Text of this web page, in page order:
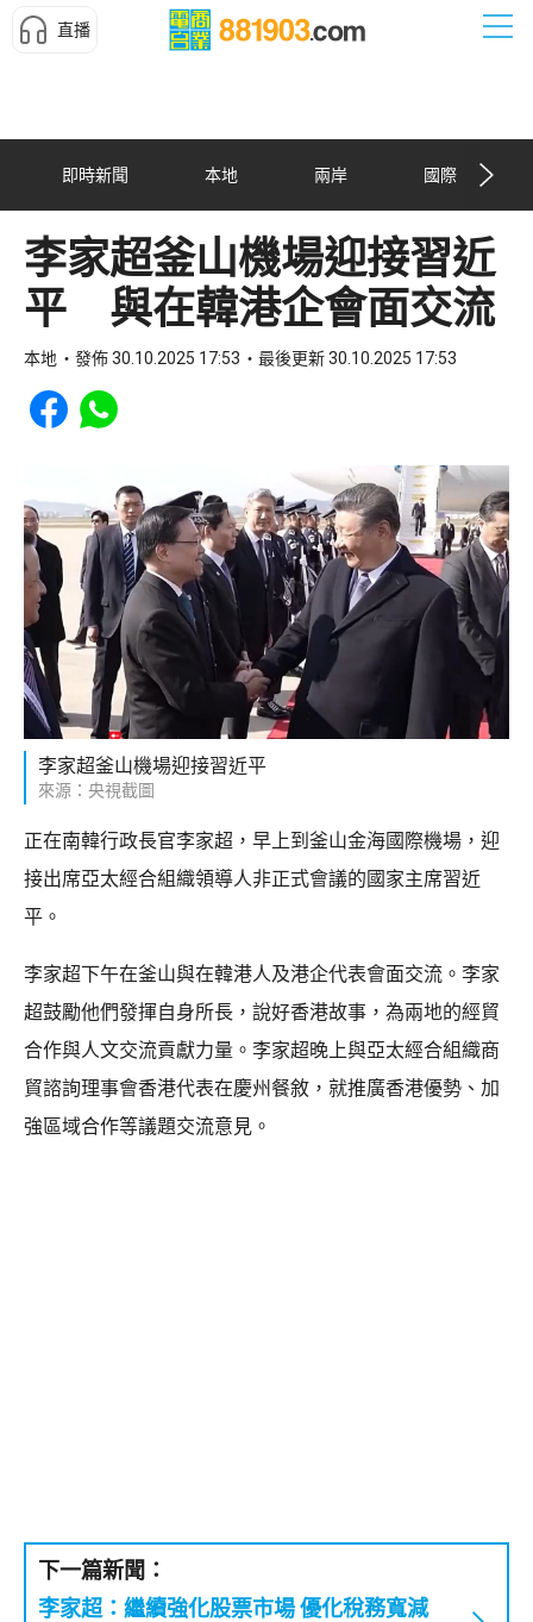
直播
即時新聞 本地 兩岸 國際
李家超釜山機場迎接習近
平 與在韓港企會面交流
本地 發佈 30.10.2025 17:53 最後更新 30.10.2025 17:53
Share to Facebook
Share to WhatsApp
李家超釜山機場迎接習近平
來源：央視截圖
正在南韓行政長官李家超，早上到釜山金海國際機場，迎
接出席亞太經合組織領導人非正式會議的國家主席習近
平。
李家超下午在釜山與在韓港人及港企代表會面交流。李家
超鼓勵他們發揮自身所長，說好香港故事，為兩地的經貿
合作與人文交流貢獻力量。李家超晚上與亞太經合組織商
貿諮詢理事會香港代表在慶州餐敘，就推廣香港優勢、加
強區域合作等議題交流意見。
下一篇新聞：
李家超：繼續強化股票市場 優化稅務寬減